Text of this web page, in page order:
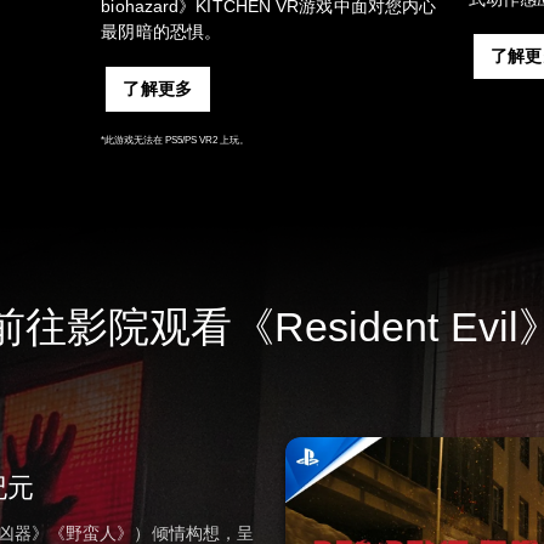
biohazard》KITCHEN VR游戏中面对您内心
最阴暗的恐惧。
了解更多
*此游戏无法在 PS5/PS VR2 上玩。
了解
往影院观看《Resident Evil
元
器》《野蛮人》）倾情构想，呈